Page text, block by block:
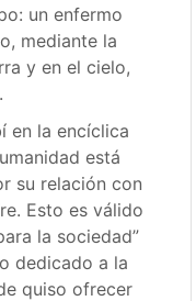
un enfermo
mediante la
y en el cielo,
en la encíclica
está
su relación con
Esto es válido
la sociedad”
dedicado a la
quiso ofrecer